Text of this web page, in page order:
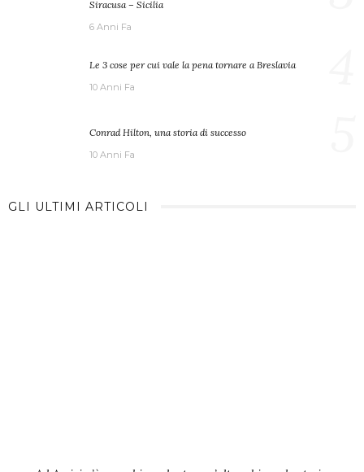
Siracusa – Sicilia
6 Anni Fa
Le 3 cose per cui vale la pena tornare a Breslavia
10 Anni Fa
Conrad Hilton, una storia di successo
10 Anni Fa
GLI ULTIMI ARTICOLI